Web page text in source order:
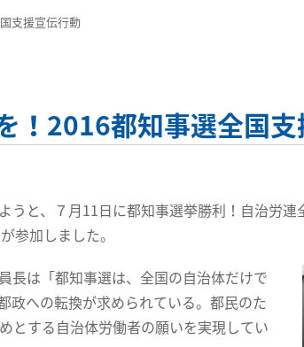
支援宣伝行動
！2016都知事選全国
と、７月11日に都知事選挙勝利！自治労
参加しました。
長は「都知事選は、全国の自治体だけで
政への転換が求められている。都民のた
とする自治体労働者の願いを実現してい